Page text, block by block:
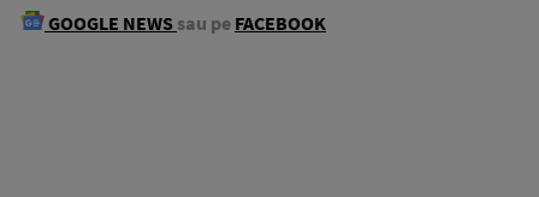
GOOGLE NEWS sau pe FACEBOOK